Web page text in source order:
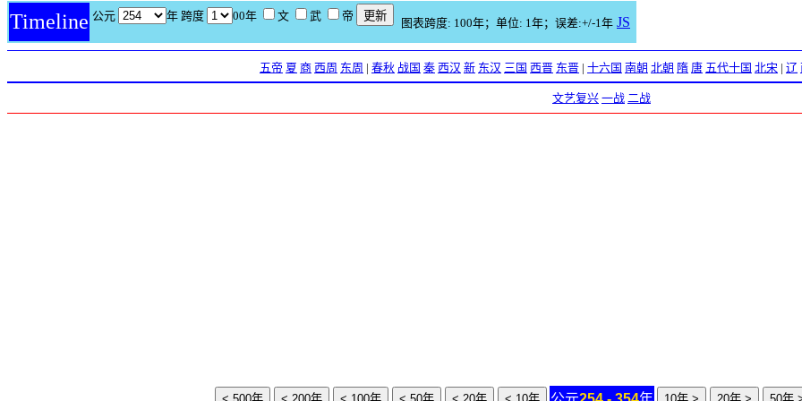
Timeline 公元 年 跨度 00年 文 武 帝
图表跨度: 100年；单位: 1年；误差:+/-1年 JS
五帝 夏 商 西周 东周 | 春秋 战国 秦 西汉 新 东汉 三国 西晋 东晋 | 十六国 南朝 北朝 隋 唐 五代十国 北宋 | 辽
文艺复兴 一战 二战